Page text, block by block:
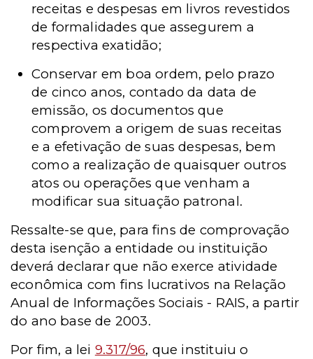
receitas e despesas em livros revestidos
de formalidades que assegurem a
respectiva exatidão;
Conservar em boa ordem, pelo prazo
de cinco anos, contado da data de
emissão, os documentos que
comprovem a origem de suas receitas
e a efetivação de suas despesas, bem
como a realização de quaisquer outros
atos ou operações que venham a
modificar sua situação patronal.
Ressalte-se que, para fins de comprovação
desta isenção a entidade ou instituição
deverá declarar que não exerce atividade
econômica com fins lucrativos na Relação
Anual de Informações Sociais - RAIS, a partir
do ano base de 2003.
Por fim, a lei 9.317/96, que instituiu o